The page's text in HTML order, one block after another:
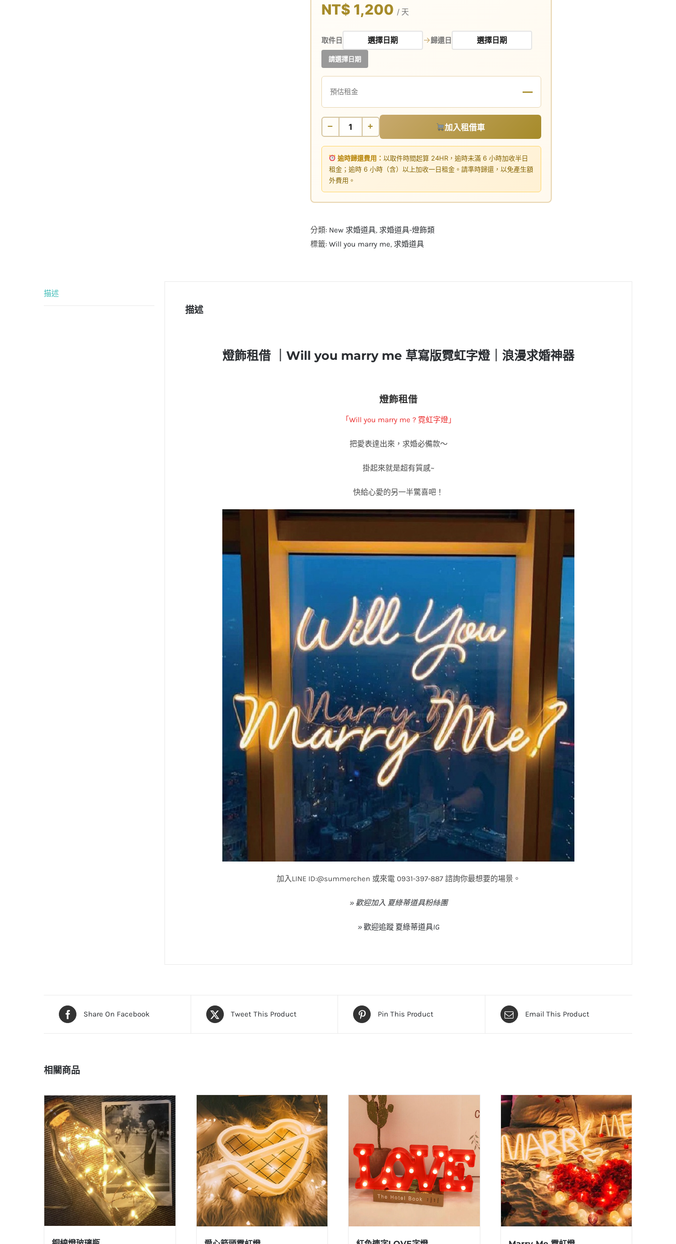
NT$ 1,200 / 天
取件日 →歸還日
請選擇日期
預估租金 —
− + 加入租借車
逾時歸還費用：以取件時間起算 24HR，逾時未滿 6 小時加收半日
租金；逾時 6 小時（含）以上加收一日租金。請準時歸還，以免產生額
外費用。
分類: New 求婚道具, 求婚道具-燈飾類
標籤: Will you marry me, 求婚道具
描述
描述
燈飾租借 ｜Will you marry me 草寫版霓虹字燈｜浪漫求婚神器
燈飾租借
「Will you marry me ? 霓虹字燈」
把愛表達出來，求婚必備款～
掛起來就是超有質感~
快給心愛的另一半驚喜吧！
加入LINE ID:@summerchen 或來電 0931-397-887 諮詢你最想要的場景。
» 歡迎加入 夏綠蒂道具粉絲團
»歡迎追蹤 夏綠蒂道具IG
Share On Facebook Tweet This Product Pin This Product Email This Product
相關商品